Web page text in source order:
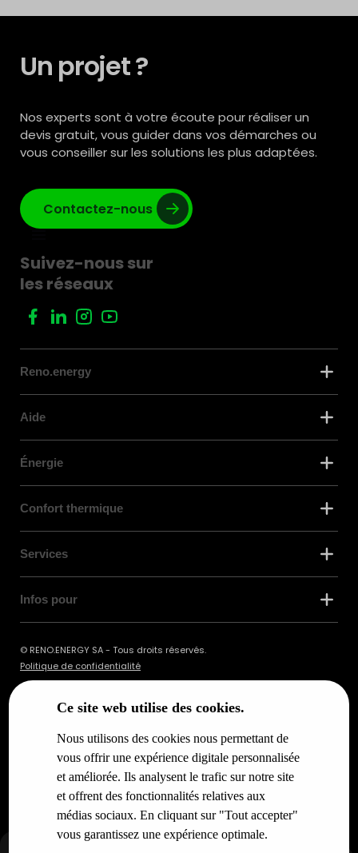
Ce site web utilise des cookies.
Nous utilisons des cookies nous permettant de
vous offrir une expérience digitale personnalisée
et améliorée. Ils analysent le trafic sur notre site
et offrent des fonctionnalités relatives aux
médias sociaux. En cliquant sur "Tout accepter"
vous garantissez une expérience optimale.
Un projet ?
Nos experts sont à votre écoute pour réaliser un
devis gratuit, vous guider dans vos démarches ou
vous conseiller sur les solutions les plus adaptées.
Contactez-nous
Suivez-nous sur
les réseaux
Reno.energy
Aide
Énergie
Confort thermique
Services
Infos pour
© RENO.ENERGY SA - Tous droits réservés.
Politique de confidentialité